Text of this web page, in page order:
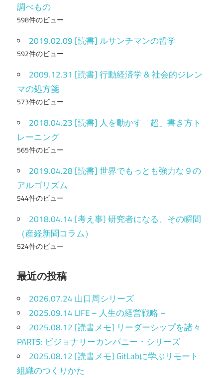
調べもの
598件のビュー
2019.02.09 [読書] ルサンチマンの哲学
592件のビュー
2009.12.31 [読書] 行動経済学 & 社会的ジレン
マの処方箋
573件のビュー
2018.04.23 [読書] 人を動かす「超」書き方ト
レーニング
565件のビュー
2019.04.28 [読書] 世界でもっとも強力な９の
アルゴリズム
544件のビュー
2018.04.14 [考え事] 研究者になる、その瞬間
（産経新聞コラム）
524件のビュー
最近の投稿
2026.07.24 山口周シリーズ
2025.09.14 LIFE – 人生の経営戦略 –
2025.08.12 [読書メモ] リーダーシップを諸々
PART5: ビジョナリーカンパニー・シリーズ
2025.08.12 [読書メモ] GitLabに学ぶリモート
組織のつくりかた